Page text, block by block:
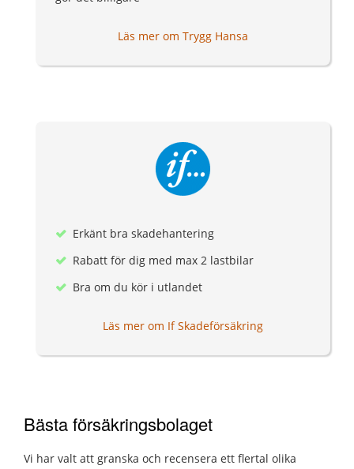
Läs mer om Trygg Hansa
Erkänt bra skadehantering
Rabatt för dig med max 2 lastbilar
Bra om du kör i utlandet
Läs mer om If Skadeförsäkring
Bästa försäkringsbolaget
Vi har valt att granska och recensera ett flertal olika